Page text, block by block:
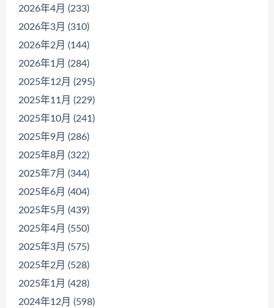
2026年4月 (233)
2026年3月 (310)
2026年2月 (144)
2026年1月 (284)
2025年12月 (295)
2025年11月 (229)
2025年10月 (241)
2025年9月 (286)
2025年8月 (322)
2025年7月 (344)
2025年6月 (404)
2025年5月 (439)
2025年4月 (550)
2025年3月 (575)
2025年2月 (528)
2025年1月 (428)
2024年12月 (598)